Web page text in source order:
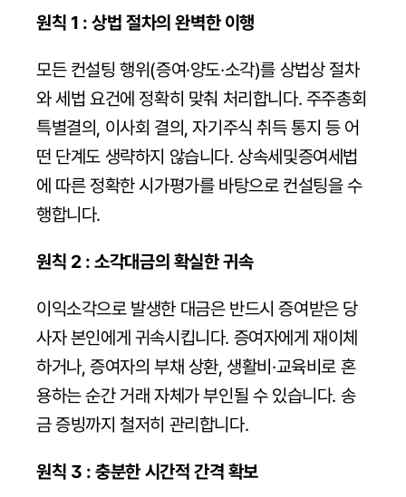
원칙 1 : 상법 절차의 완벽한 이행
모든 컨설팅 행위(증여·양도·소각)를 상법상 절차
와 세법 요건에 정확히 맞춰 처리합니다. 주주총회
특별결의, 이사회 결의, 자기주식 취득 통지 등 어
떤 단계도 생략하지 않습니다. 상속세및증여세법
에 따른 정확한 시가평가를 바탕으로 컨설팅을 수
행합니다.
원칙 2 : 소각대금의 확실한 귀속
이익소각으로 발생한 대금은 반드시 증여받은 당
사자 본인에게 귀속시킵니다. 증여자에게 재이체
하거나, 증여자의 부채 상환, 생활비·교육비로 혼
용하는 순간 거래 자체가 부인될 수 있습니다. 송
금 증빙까지 철저히 관리합니다.
원칙 3 : 충분한 시간적 간격 확보